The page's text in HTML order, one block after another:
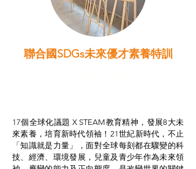
聯合國SDGs未來優才素養特訓
17個全球化議題 X STEAM教育精神，發展8大未
來素養，培育新時代領袖！21世紀新時代，不止
「知識就是力量」，面對全球每刻都在驟變的科
技、經濟、環境發展，兒童及青少年作為未來領